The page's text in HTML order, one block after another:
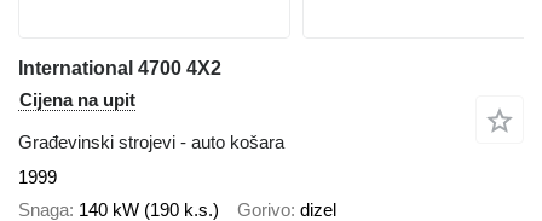
International 4700 4X2
Cijena na upit
Građevinski strojevi - auto košara
1999
Snaga 140 kW (190 k.s.) Gorivo dizel